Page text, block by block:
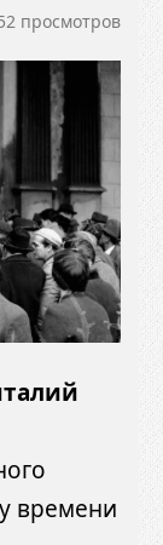
просмотров
времени